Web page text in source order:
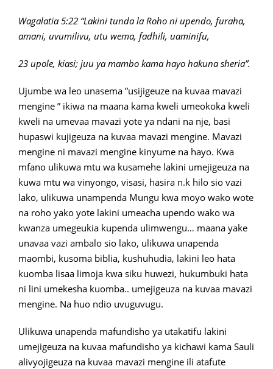
Wagalatia 5:22 “Lakini tunda la Roho ni upendo, furaha,
amani, uvumilivu, utu wema, fadhili, uaminifu,
23 upole, kiasi; juu ya mambo kama hayo hakuna sheria”.
Ujumbe wa leo unasema ”usijigeuze na kuvaa mavazi
mengine ” ikiwa na maana kama kweli umeokoka kweli
kweli na umevaa mavazi yote ya ndani na nje, basi
hupaswi kujigeuza na kuvaa mavazi mengine. Mavazi
mengine ni mavazi mengine kinyume na hayo. Kwa
mfano ulikuwa mtu wa kusamehe lakini umejigeuza na
kuwa mtu wa vinyongo, visasi, hasira n.k hilo sio vazi
lako, ulikuwa unampenda Mungu kwa moyo wako wote
na roho yako yote lakini umeacha upendo wako wa
kwanza umegeukia kupenda ulimwengu… maana yake
unavaa vazi ambalo sio lako, ulikuwa unapenda
maombi, kusoma biblia, kushuhudia, lakini leo hata
kuomba lisaa limoja kwa siku huwezi, hukumbuki hata
ni lini umekesha kuomba.. umejigeuza na kuvaa mavazi
mengine. Na huo ndio uvuguvugu.
Ulikuwa unapenda mafundisho ya utakatifu lakini
umejigeuza na kuvaa mafundisho ya kichawi kama Sauli
alivyojigeuza na kuvaa mavazi mengine ili atafute